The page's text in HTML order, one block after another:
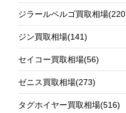
ジラールペルゴ買取相場
ジン買取相場(141)
セイコー買取相場(56)
ゼニス買取相場(273)
タグホイヤー買取相場(516)